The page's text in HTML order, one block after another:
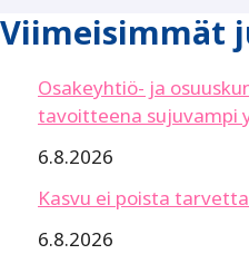
Viimeisimmät
Osakeyhtiö- ja
tavoitteena sujuvampi
6.8.2026
Kasvu ei poista
6.8.2026